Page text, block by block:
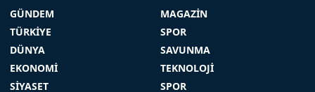
GÜNDEM
TÜRKİYE
DÜNYA
EKONOMİ
SİYASET
MAGAZİN
SPOR
SAVUNMA
TEKNOLOJİ
SPOR